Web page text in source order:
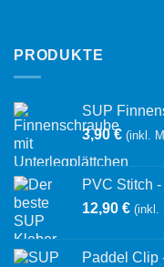
PRODUKTE
SUP
3,90€ (inkl.
PVC Stitch
12,90 € (inkl.
Paddel Clip